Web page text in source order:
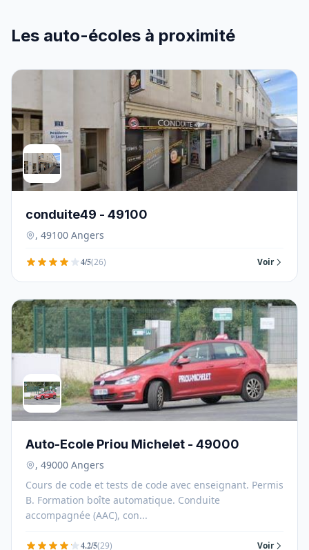
Les auto-écoles à proximité
conduite49 - 49100
, 49100 Angers
4/5(26) Voir
Auto-Ecole Priou Michelet - 49000
, 49000 Angers
Cours de code et tests de code avec enseignant. Permis
B. Formation boîte automatique. Conduite
accompagnée (AAC), con...
4.2/5(29) Voir